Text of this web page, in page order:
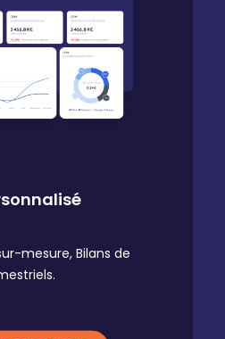
mesure, Bilans de